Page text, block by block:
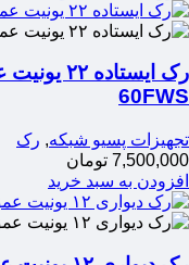
60FWS
تجهیزات پسیو شبکه, رک
7,500,000 تومان
افزودن به سبد خرید